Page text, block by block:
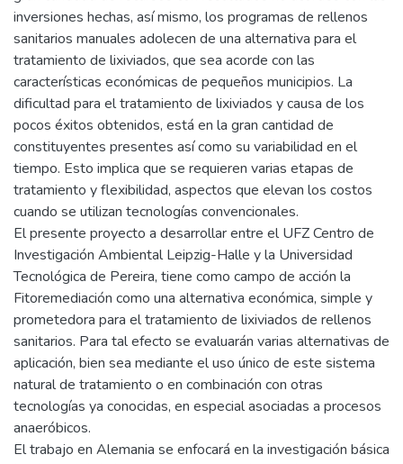
inversiones hechas, así mismo, los programas de rellenos
sanitarios manuales adolecen de una alternativa para el
tratamiento de lixiviados, que sea acorde con las
características económicas de pequeños municipios. La
dificultad para el tratamiento de lixiviados y causa de los
pocos éxitos obtenidos, está en la gran cantidad de
constituyentes presentes así como su variabilidad en el
tiempo. Esto implica que se requieren varias etapas de
tratamiento y flexibilidad, aspectos que elevan los costos
cuando se utilizan tecnologías convencionales.
El presente proyecto a desarrollar entre el UFZ Centro de
Investigación Ambiental Leipzig-Halle y la Universidad
Tecnológica de Pereira, tiene como campo de acción la
Fitoremediación como una alternativa económica, simple y
prometedora para el tratamiento de lixiviados de rellenos
sanitarios. Para tal efecto se evaluarán varias alternativas de
aplicación, bien sea mediante el uso único de este sistema
natural de tratamiento o en combinación con otras
tecnologías ya conocidas, en especial asociadas a procesos
anaeróbicos.
El trabajo en Alemania se enfocará en la investigación básica